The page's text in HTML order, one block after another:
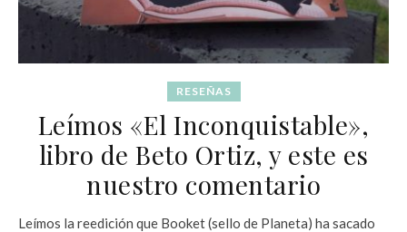
RESEÑAS
Leímos «El Inconquistable»,
libro de Beto Ortiz, y este es
nuestro comentario
Leímos la reedición que Booket (sello de Planeta) ha sacado